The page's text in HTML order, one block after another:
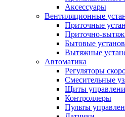
Аксессуары
Вентиляционные
Приточные
Приточно-
Бытовые
Вытяжные
Автоматика
Регуляторы
Смесительные
Щиты
Контроллеры
Пульты